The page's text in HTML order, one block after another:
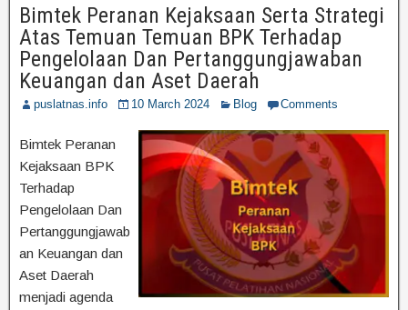
Bimtek Peranan Kejaksaan Serta Strategi
Atas Temuan Temuan BPK Terhadap
Pengelolaan Dan Pertanggungjawaban
Keuangan dan Aset Daerah
puslatnas.info 10 March 2024 Blog Comments
Bimtek Peranan
Kejaksaan BPK
Terhadap
Pengelolaan Dan
Pertanggungjawab
an Keuangan dan
Aset Daerah
menjadi agenda